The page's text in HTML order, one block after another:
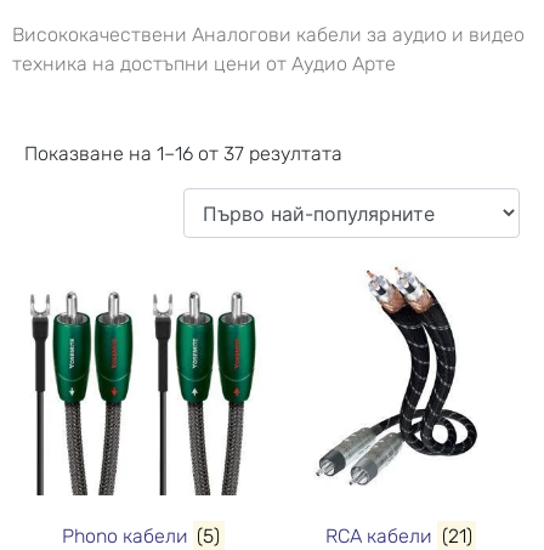
Висококачествени Аналогови кабели за аудио и видео
техника на достъпни цени от Аудио Арте
Показване на 1–16 от 37 резултата
Phono кабели (5) RCA кабели (21)